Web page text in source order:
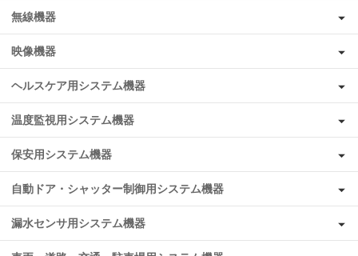
無線機器
映像機器
ヘルスケア用システム機器
温度監視用システム機器
保安用システム機器
自動ドア・シャッター制御用システム機器
漏水センサ用システム機器